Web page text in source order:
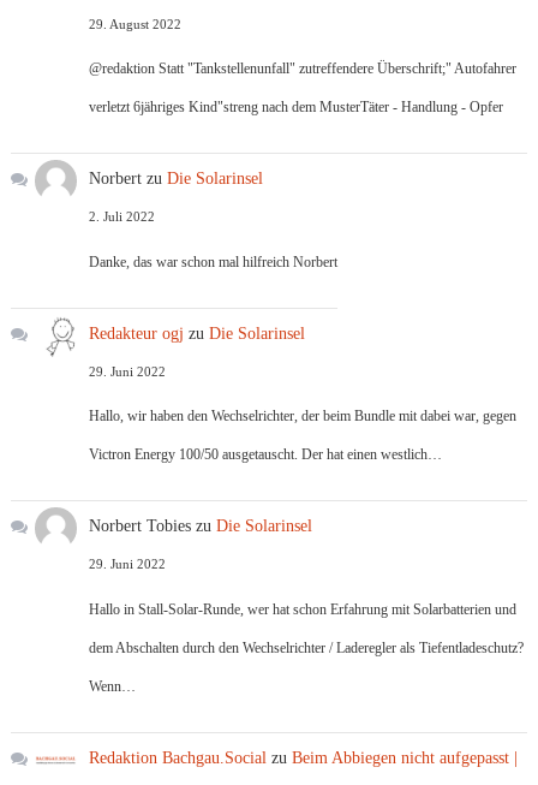
29. August 2022
@redaktion Statt "Tankstellenunfall" zutreffendere Überschrift;" Autofahrer
verletzt 6jähriges Kind"streng nach dem MusterTäter - Handlung - Opfer
Norbert zuDie Solarinsel
2. Juli 2022
Danke, das war schon mal hilfreich Norbert
Redakteur ogj zuDie Solarinsel
29. Juni 2022
Hallo, wir haben den Wechselrichter, der beim Bundle mit dabei war, gegen
Victron Energy 100/50 ausgetauscht. Der hat einen westlich…
Norbert Tobies zuDie Solarinsel
29. Juni 2022
Hallo in Stall-Solar-Runde, wer hat schon Erfahrung mit Solarbatterien und
dem Abschalten durch den Wechselrichter / Laderegler als Tiefentladeschutz?
Wenn…
Redaktion Bachgau.Social zuBeim Abbiegen nicht aufgepasst |